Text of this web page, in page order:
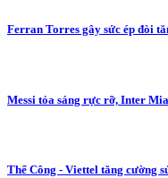
Ferran Torres gây sức ép đòi
Messi tỏa sáng rực rỡ, Inter
Thể Công - Viettel tăng cường